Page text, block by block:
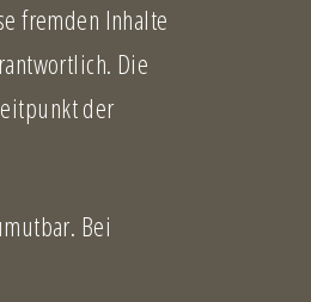
fremden Inhalte
Die
der
Bei